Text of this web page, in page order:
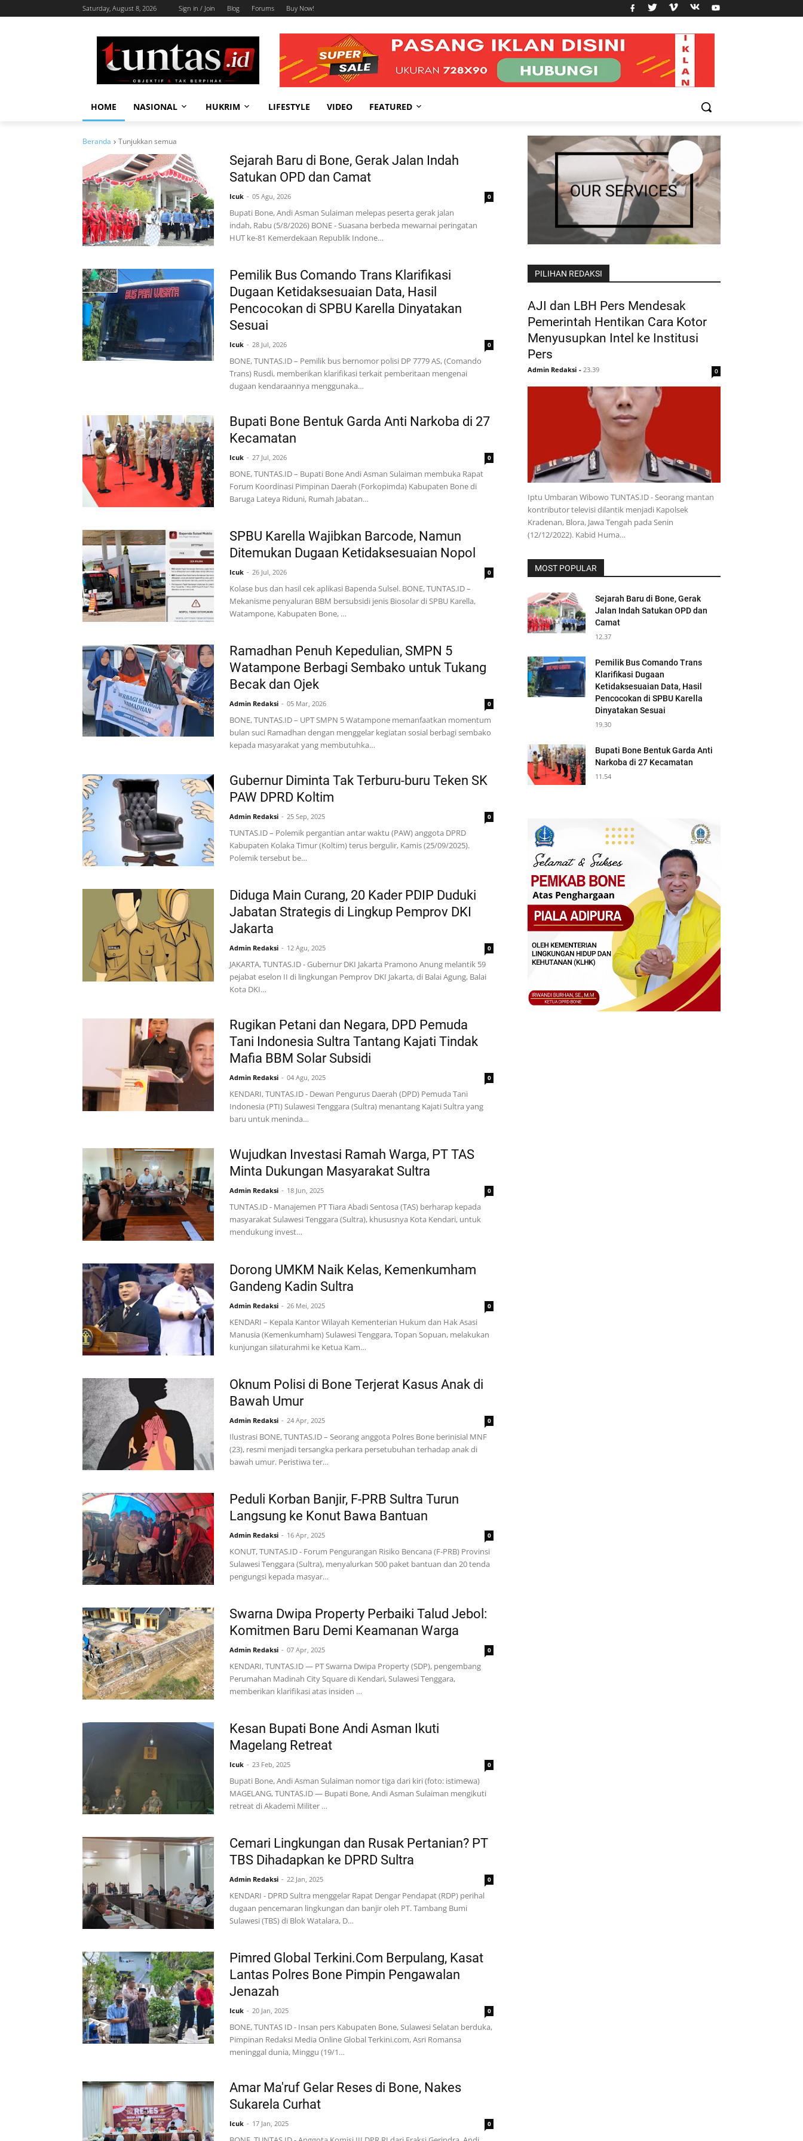
Saturday, August 8, 2026 Sign in / Join Blog Forums Buy Now!
HOME NASIONAL HUKRIM LIFESTYLE VIDEO FEATURED
Beranda Tunjukkan semua
Sejarah Baru di Bone, Gerak Jalan Indah
Satukan OPD dan Camat
Icuk 05 Agu, 2026 0
Bupati Bone, Andi Asman Sulaiman melepas peserta gerak jalan
indah, Rabu (5/8/2026) BONE - Suasana berbeda mewarnai peringatan
HUT ke-81 Kemerdekaan Republik Indone…
Pemilik Bus Comando Trans Klarifikasi
Dugaan Ketidaksesuaian Data, Hasil
Pencocokan di SPBU Karella Dinyatakan
Sesuai
Icuk 28 Jul, 2026 0
BONE, TUNTAS.ID – Pemilik bus bernomor polisi DP 7779 AS, (Comando
Trans) Rusdi, memberikan klarifikasi terkait pemberitaan mengenai
dugaan kendaraannya menggunaka…
Bupati Bone Bentuk Garda Anti Narkoba di 27
Kecamatan
Icuk 27 Jul, 2026 0
BONE, TUNTAS.ID – Bupati Bone Andi Asman Sulaiman membuka Rapat
Forum Koordinasi Pimpinan Daerah (Forkopimda) Kabupaten Bone di
Baruga Lateya Riduni, Rumah Jabatan…
SPBU Karella Wajibkan Barcode, Namun
Ditemukan Dugaan Ketidaksesuaian Nopol
Icuk 26 Jul, 2026 0
Kolase bus dan hasil cek aplikasi Bapenda Sulsel. BONE, TUNTAS.ID –
Mekanisme penyaluran BBM bersubsidi jenis Biosolar di SPBU Karella,
Watampone, Kabupaten Bone, …
Ramadhan Penuh Kepedulian, SMPN 5
Watampone Berbagi Sembako untuk Tukang
Becak dan Ojek
Admin Redaksi 05 Mar, 2026 0
BONE, TUNTAS.ID – UPT SMPN 5 Watampone memanfaatkan momentum
bulan suci Ramadhan dengan menggelar kegiatan sosial berbagi sembako
kepada masyarakat yang membutuhka…
Gubernur Diminta Tak Terburu-buru Teken SK
PAW DPRD Koltim
Admin Redaksi 25 Sep, 2025 0
TUNTAS.ID – Polemik pergantian antar waktu (PAW) anggota DPRD
Kabupaten Kolaka Timur (Koltim) terus bergulir, Kamis (25/09/2025).
Polemik tersebut be…
Diduga Main Curang, 20 Kader PDIP Duduki
Jabatan Strategis di Lingkup Pemprov DKI
Jakarta
Admin Redaksi 12 Agu, 2025 0
JAKARTA, TUNTAS.ID - Gubernur DKI Jakarta Pramono Anung melantik 59
pejabat eselon II di lingkungan Pemprov DKI Jakarta, di Balai Agung, Balai
Kota DKI…
Rugikan Petani dan Negara, DPD Pemuda
Tani Indonesia Sultra Tantang Kajati Tindak
Mafia BBM Solar Subsidi
Admin Redaksi 04 Agu, 2025 0
KENDARI, TUNTAS.ID - Dewan Pengurus Daerah (DPD) Pemuda Tani
Indonesia (PTI) Sulawesi Tenggara (Sultra) menantang Kajati Sultra yang
baru untuk meninda…
Wujudkan Investasi Ramah Warga, PT TAS
Minta Dukungan Masyarakat Sultra
Admin Redaksi 18 Jun, 2025 0
TUNTAS.ID - Manajemen PT Tiara Abadi Sentosa (TAS) berharap kepada
masyarakat Sulawesi Tenggara (Sultra), khususnya Kota Kendari, untuk
mendukung invest…
Dorong UMKM Naik Kelas, Kemenkumham
Gandeng Kadin Sultra
Admin Redaksi 26 Mei, 2025 0
KENDARI – Kepala Kantor Wilayah Kementerian Hukum dan Hak Asasi
Manusia (Kemenkumham) Sulawesi Tenggara, Topan Sopuan, melakukan
kunjungan silaturahmi ke Ketua Kam…
Oknum Polisi di Bone Terjerat Kasus Anak di
Bawah Umur
Admin Redaksi 24 Apr, 2025 0
Ilustrasi BONE, TUNTAS.ID – Seorang anggota Polres Bone berinisial MNF
(23), resmi menjadi tersangka perkara persetubuhan terhadap anak di
bawah umur. Peristiwa ter…
Peduli Korban Banjir, F-PRB Sultra Turun
Langsung ke Konut Bawa Bantuan
Admin Redaksi 16 Apr, 2025 0
KONUT, TUNTAS.ID - Forum Pengurangan Risiko Bencana (F-PRB) Provinsi
Sulawesi Tenggara (Sultra), menyalurkan 500 paket bantuan dan 20 tenda
pengungsi kepada masyar…
Swarna Dwipa Property Perbaiki Talud Jebol:
Komitmen Baru Demi Keamanan Warga
Admin Redaksi 07 Apr, 2025 0
KENDARI, TUNTAS.ID — PT Swarna Dwipa Property (SDP), pengembang
Perumahan Madinah City Square di Kendari, Sulawesi Tenggara,
memberikan klarifikasi atas insiden …
Kesan Bupati Bone Andi Asman Ikuti
Magelang Retreat
Icuk 23 Feb, 2025 0
Bupati Bone, Andi Asman Sulaiman nomor tiga dari kiri (foto: istimewa)
MAGELANG, TUNTAS.ID — Bupati Bone, Andi Asman Sulaiman mengikuti
retreat di Akademi Militer …
Cemari Lingkungan dan Rusak Pertanian? PT
TBS Dihadapkan ke DPRD Sultra
Admin Redaksi 22 Jan, 2025 0
KENDARI - DPRD Sultra menggelar Rapat Dengar Pendapat (RDP) perihal
dugaan pencemaran lingkungan dan banjir oleh PT. Tambang Bumi
Sulawesi (TBS) di Blok Watalara, D…
Pimred Global Terkini.Com Berpulang, Kasat
Lantas Polres Bone Pimpin Pengawalan
Jenazah
Icuk 20 Jan, 2025 0
BONE, TUNTAS ID - Insan pers Kabupaten Bone, Sulawesi Selatan berduka,
Pimpinan Redaksi Media Online Global Terkini.com, Asri Romansa
meninggal dunia, Minggu (19/1…
Amar Ma'ruf Gelar Reses di Bone, Nakes
Sukarela Curhat
Icuk 17 Jan, 2025 0
PILIHAN REDAKSI
AJI dan LBH Pers Mendesak
Pemerintah Hentikan Cara Kotor
Menyusupkan Intel ke Institusi
Pers
Admin Redaksi - 23.39 0
Iptu Umbaran Wibowo TUNTAS.ID - Seorang mantan
kontributor televisi dilantik menjadi Kapolsek
Kradenan, Blora, Jawa Tengah pada Senin
(12/12/2022). Kabid Huma…
MOST POPULAR
Sejarah Baru di Bone, Gerak
Jalan Indah Satukan OPD dan
Camat
12.37
Pemilik Bus Comando Trans
Klarifikasi Dugaan
Ketidaksesuaian Data, Hasil
Pencocokan di SPBU Karella
Dinyatakan Sesuai
19.30
Bupati Bone Bentuk Garda Anti
Narkoba di 27 Kecamatan
11.54